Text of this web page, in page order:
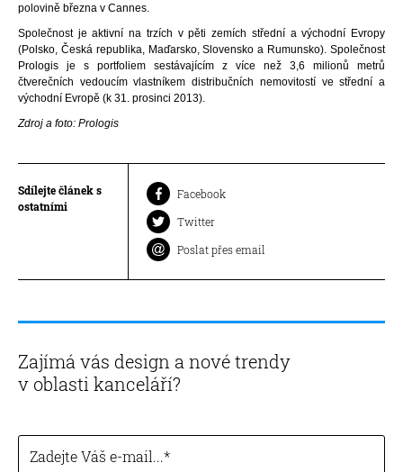
polovině března v Cannes.
Společnost je aktivní na trzích v pěti zemích střední a východní Evropy
(Polsko, Česká republika, Maďarsko, Slovensko a Rumunsko). Společnost
Prologis je s portfoliem sestávajícím z více než 3,6 milionů metrů
čtverečních vedoucím vlastníkem distribučních nemovitostí ve střední a
východní Evropě (k 31. prosinci 2013).
Zdroj a foto: Prologis
Sdílejte článek s
ostatními
Facebook
Twitter
Poslat přes email
Zajímá vás design a nové trendy
v oblasti kanceláří?
Zadejte Váš e-mail...